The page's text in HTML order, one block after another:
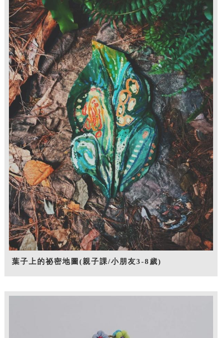
葉子上的祕密地圖(親子課/小朋友3-8歲)